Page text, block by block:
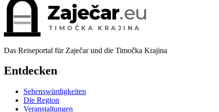
Zaječar.eu
TIMOČKA KRAJINA
Das Reiseportal für Zaječar und die Timočka Krajina
Entdecken
Sehenswürdigkeiten
Die Region
Veranstaltungen